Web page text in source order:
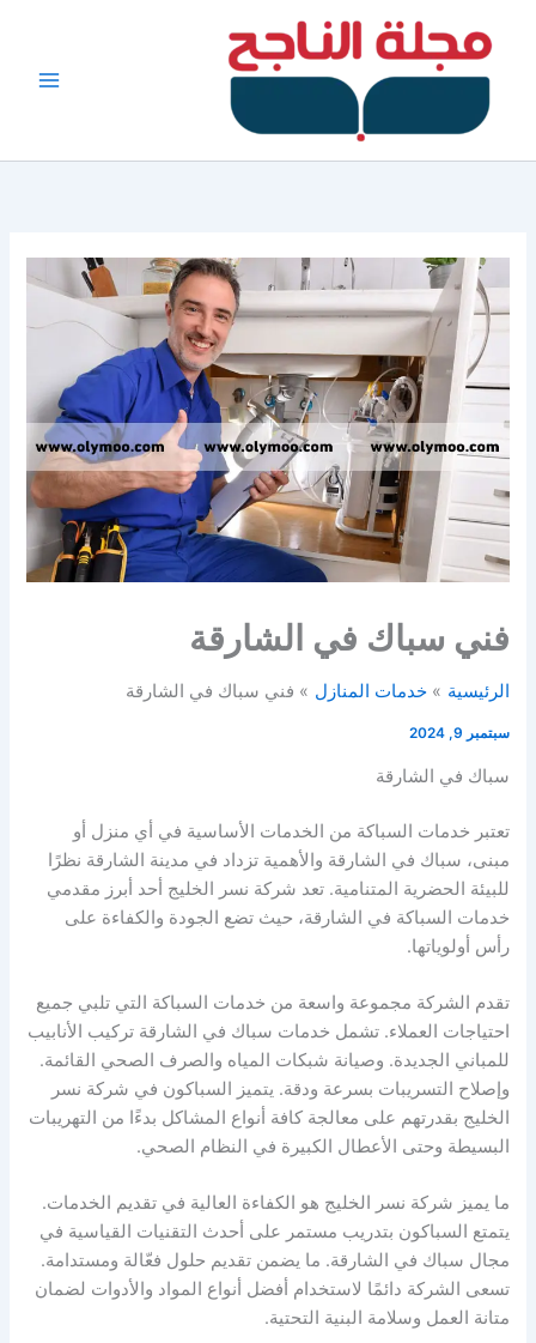
فني سباك في الشارقة
الرئيسية خدمات المنازل فني سباك في الشارقة
سبتمبر 9, 2024
سباك في الشارقة
تعتبر خدمات السباكة من الخدمات الأساسية في أي منزل أو
مبنى، سباك في الشارقة والأهمية تزداد في مدينة الشارقة نظرًا
للبيئة الحضرية المتنامية. تعد شركة نسر الخليج أحد أبرز مقدمي
خدمات السباكة في الشارقة، حيث تضع الجودة والكفاءة على
رأس أولوياتها.
تقدم الشركة مجموعة واسعة من خدمات السباكة التي تلبي جميع
احتياجات العملاء. تشمل خدمات سباك في الشارقة تركيب الأنابيب
للمباني الجديدة. وصيانة شبكات المياه والصرف الصحي القائمة.
وإصلاح التسريبات بسرعة ودقة. يتميز السباكون في شركة نسر
الخليج بقدرتهم على معالجة كافة أنواع المشاكل بدءًا من التهريبات
البسيطة وحتى الأعطال الكبيرة في النظام الصحي.
ما يميز شركة نسر الخليج هو الكفاءة العالية في تقديم الخدمات.
يتمتع السباكون بتدريب مستمر على أحدث التقنيات القياسية في
مجال سباك في الشارقة. ما يضمن تقديم حلول فعّالة ومستدامة.
تسعى الشركة دائمًا لاستخدام أفضل أنواع المواد والأدوات لضمان
متانة العمل وسلامة البنية التحتية.